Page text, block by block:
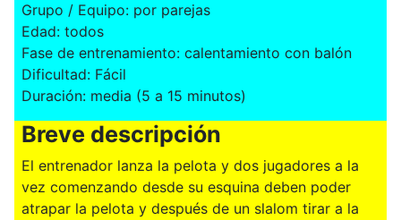
Grupo / Equipo: por parejas
Edad: todos
Fase de entrenamiento: calentamiento con balón
Dificultad: Fácil
Duración: media (5 a 15 minutos)
Breve descripción
El entrenador lanza la pelota y dos jugadores a la
vez comenzando desde su esquina deben poder
atrapar la pelota y después de un slalom tirar a la